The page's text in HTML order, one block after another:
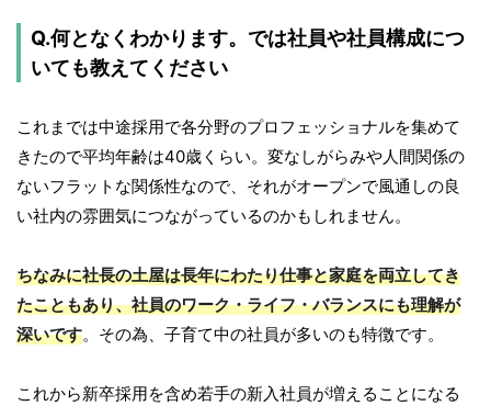
Q.何となくわかります。では社員や社員構成につ
いても教えてください
これまでは中途採用で各分野のプロフェッショナルを集めて
きたので平均年齢は40歳くらい。変なしがらみや人間関係の
ないフラットな関係性なので、それがオープンで風通しの良
い社内の雰囲気につながっているのかもしれません。
ちなみに社長の土屋は長年にわたり仕事と家庭を両立してき
たこともあり、社員のワーク・ライフ・バランスにも理解が
深いです。その為、子育て中の社員が多いのも特徴です。
これから新卒採用を含め若手の新入社員が増えることになる